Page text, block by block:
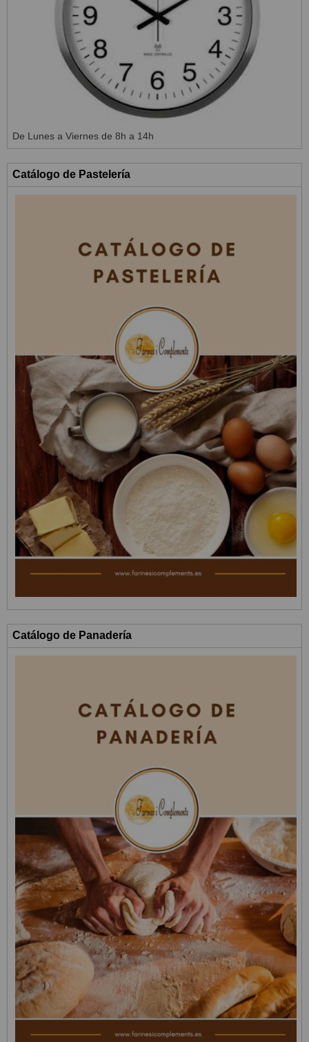
De Lunes a Viernes de 8h a 14h
Catálogo de Pastelería
Catálogo de Panadería